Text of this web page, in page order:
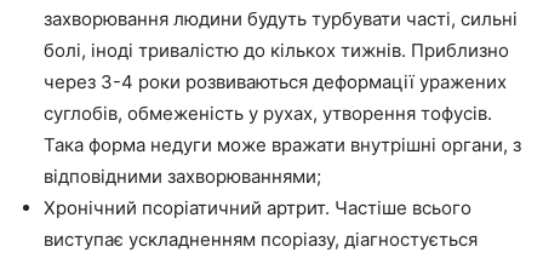
захворювання людини будуть турбувати часті, сильні
болі, іноді тривалістю до кількох тижнів. Приблизно
через 3-4 роки розвиваються деформації уражених
суглобів, обмеженість у рухах, утворення тофусів.
Така форма недуги може вражати внутрішні органи, з
відповідними захворюваннями;
Хронічний псоріатичний артрит. Частіше всього
виступає ускладненням псоріазу, діагностується